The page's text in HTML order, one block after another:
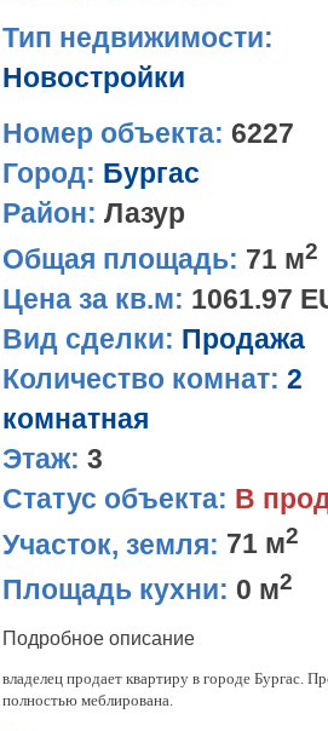
Тип недвижимости:
Новостройки
Номер объекта: 6227
Город: Бургас
Район: Лазур
Общая площадь: 71 м2
Цена за кв.м: 1061.97
Вид сделки: Продажа
Количество комнат: 2
комнатная
Этаж: 3
Статус объекта: В
Участок, земля: 71 м2
Площадь кухни: 0 м2
Подробное описание
владелец продает квартиру в городе Бургас.
полностью меблирована.